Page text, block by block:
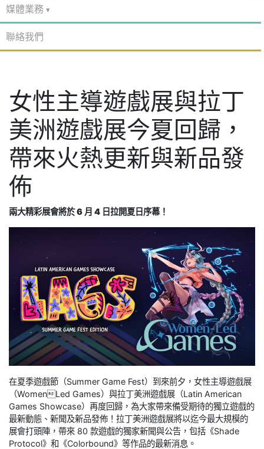
媒體業務
聯絡我們
女性主導遊戲展與拉丁
美洲遊戲展今夏回歸，
帶來火熱更新與新品發
佈
兩大精彩展會將於 6 月 4 日拉開夏日序幕！
在夏季遊戲節（Summer Game Fest）到來前夕，女性主導遊戲展
（WomenLed Games）與拉丁美洲遊戲展（Latin American
Games Showcase）再度回歸，為大家帶來備受期待的獨立遊戲的
最新動態、新聞及新品發佈！拉丁美洲遊戲展將以迄今最大規模的
展會打頭陣，帶來 80 款遊戲的獨家新聞與公告，包括《Shade
Protocol》和《Colorbound》等作品的最新消息。